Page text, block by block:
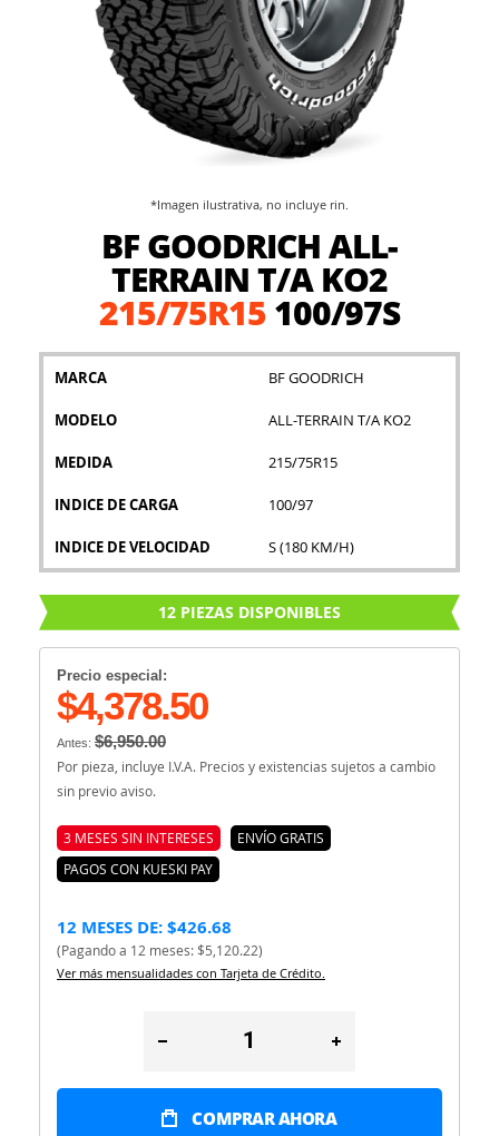
BF GOODRICH ALL-
TERRAIN T/A KO2
215/75R15100/97S
MARCA BF GOODRICH
MODELO ALL-TERRAIN T/A KO2
MEDIDA 215/75R15
INDICE DE CARGA 100/97
INDICE DE VELOCIDAD S (180 KM/H)
12 PIEZAS DISPONIBLES
Precio especial:
$4,378.50
Antes: $6,950.00
Por pieza, incluye I.V.A. Precios y existencias sujetos a cambio
sin previo aviso.
3 MESES SIN INTERESES
ENVÍO GRATIS
PAGOS CON KUESKI PAY
12 MESES DE: $426.68
(Pagando a 12 meses: $5,120.22)
Ver más mensualidades con Tarjeta de Crédito.
COMPRAR AHORA
*Imagen ilustrativa, no incluye rin.
de
imágenes